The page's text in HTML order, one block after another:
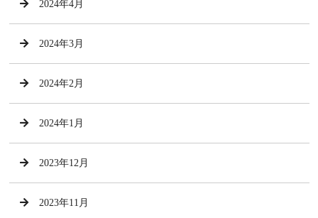
2024年4月
2024年3月
2024年2月
2024年1月
2023年12月
2023年11月